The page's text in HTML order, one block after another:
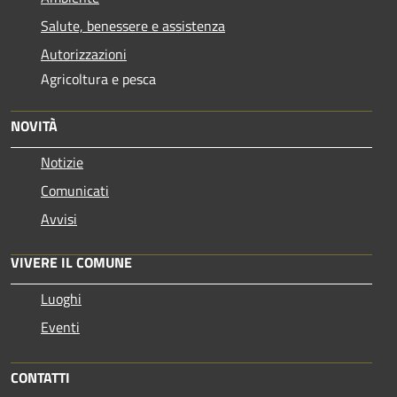
Salute, benessere e assistenza
Autorizzazioni
Agricoltura e pesca
NOVITÀ
Notizie
Comunicati
Avvisi
VIVERE IL COMUNE
Luoghi
Eventi
CONTATTI